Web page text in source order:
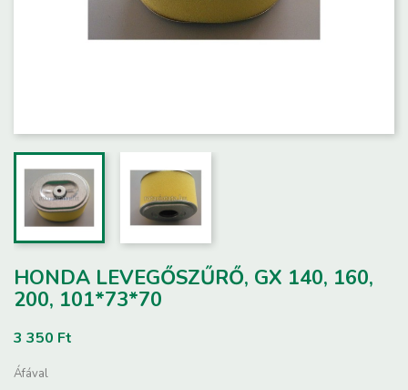
HONDA LEVEGŐSZŰRŐ, GX 140, 160,
200, 101*73*70
3 350 Ft
Áfával